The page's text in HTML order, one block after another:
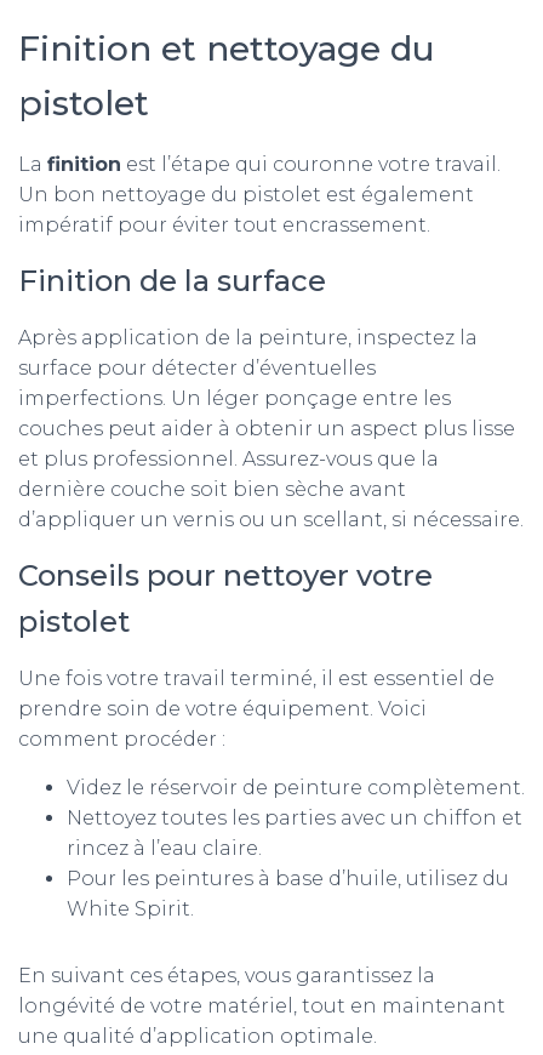
Finition et nettoyage du
pistolet
La finition est l’étape qui couronne votre travail.
Un bon nettoyage du pistolet est également
impératif pour éviter tout encrassement.
Finition de la surface
Après application de la peinture, inspectez la
surface pour détecter d’éventuelles
imperfections. Un léger ponçage entre les
couches peut aider à obtenir un aspect plus lisse
et plus professionnel. Assurez-vous que la
dernière couche soit bien sèche avant
d’appliquer un vernis ou un scellant, si nécessaire.
Conseils pour nettoyer votre
pistolet
Une fois votre travail terminé, il est essentiel de
prendre soin de votre équipement. Voici
comment procéder :
Videz le réservoir de peinture complètement.
Nettoyez toutes les parties avec un chiffon et
rincez à l’eau claire.
Pour les peintures à base d’huile, utilisez du
White Spirit.
En suivant ces étapes, vous garantissez la
longévité de votre matériel, tout en maintenant
une qualité d’application optimale.